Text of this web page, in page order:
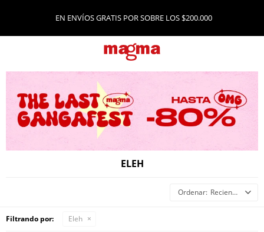
EN ENVÍOS GRATIS POR SOBRE LOS $200.000
ELEH
Recientes
Filtrando por: Eleh